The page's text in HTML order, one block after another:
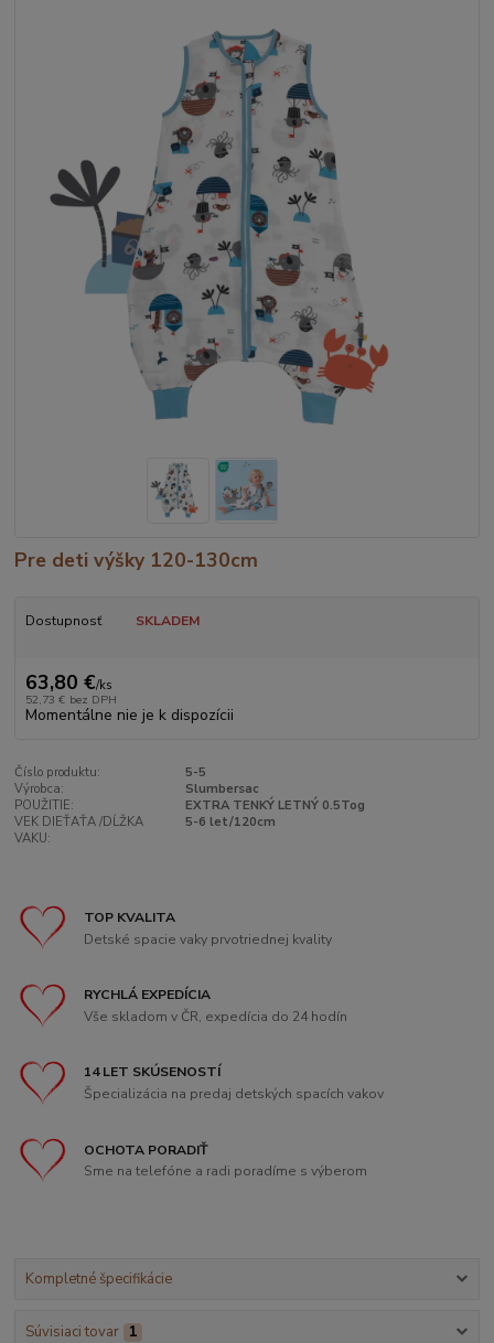
Pre deti výšky 120-130cm
Dostupnosť SKLADEM
63,80 €/ks
52,73 € bez DPH
Momentálne nie je k dispozícii
Číslo produktu:
5-5
Výrobca:
Slumbersac
POUŽITIE:
EXTRA TENKÝ LETNÝ 0.5Tog
VEK DIEŤAŤA /DĹŽKA
VAKU:
5-6 let/120cm
TOP KVALITA
Detské spacie vaky prvotriednej kvality
RYCHLÁ EXPEDÍCIA
Vše skladom v ČR, expedícia do 24 hodín
14 LET SKÚSENOSTÍ
Špecializácia na predaj detských spacích vakov
OCHOTA PORADIŤ
Sme na telefóne a radi poradíme s výberom
Kompletné špecifikácie
Súvisiaci tovar 1